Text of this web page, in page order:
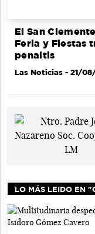
El San
Feria y Fiestas
penaltis
Las Noticias - 21/
LO MÁS LEIDO EN